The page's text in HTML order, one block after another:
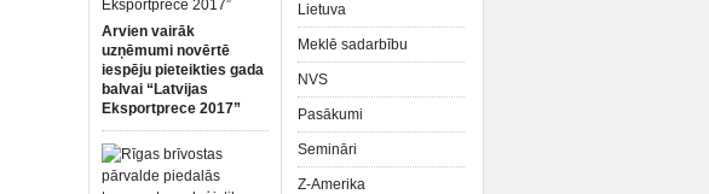
Arvien vairāk
uzņēmumi novērtē
iespēju pieteikties gada
balvai “Latvijas
Eksportprece 2017”
Lietuva
Meklē sadarbību
NVS
Pasākumi
Semināri
Z-Amerika